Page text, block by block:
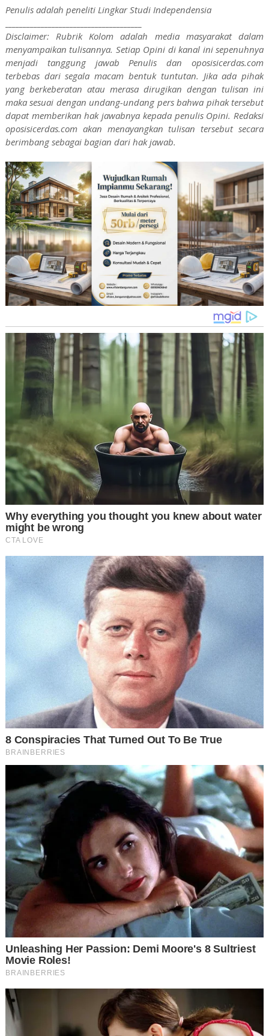
Penulis adalah peneliti Lingkar Studi Independensia
Disclaimer: Rubrik Kolom adalah media masyarakat dalam
menyampaikan tulisannya. Setiap Opini di kanal ini sepenuhnya
menjadi tanggung jawab Penulis dan oposisicerdas.com
terbebas dari segala macam bentuk tuntutan. Jika ada pihak
yang berkeberatan atau merasa dirugikan dengan tulisan ini
maka sesuai dengan undang-undang pers bahwa pihak tersebut
dapat memberikan hak jawabnya kepada penulis Opini. Redaksi
oposisicerdas.com akan menayangkan tulisan tersebut secara
berimbang sebagai bagian dari hak jawab.